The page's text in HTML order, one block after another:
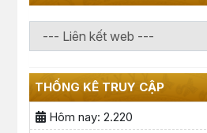
THỐNG KÊ TRUY CẬP
Hôm nay: 2.220